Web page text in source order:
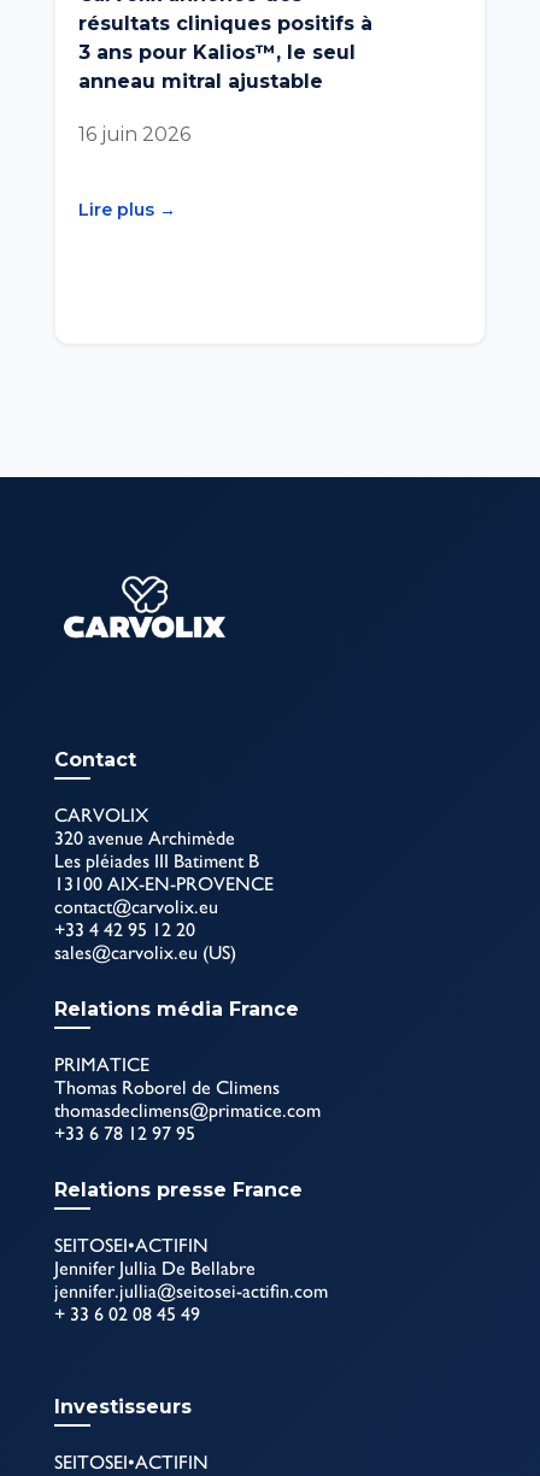
résultats cliniques positifs à
3 ans pour Kalios™, le seul
anneau mitral ajustable
16 juin 2026
Lire plus →
Contact
CARVOLIX
320 avenue Archimède
Les pléiades III Batiment B
13100 AIX-EN-PROVENCE
contact@carvolix.eu
+33 4 42 95 12 20
sales@carvolix.eu (US)
Relations média France
PRIMATICE
Thomas Roborel de Climens
thomasdeclimens@primatice.com
+33 6 78 12 97 95
Relations presse France
SEITOSEI•ACTIFIN
Jennifer Jullia De Bellabre
jennifer.jullia@seitosei-actifin.com
+ 33 6 02 08 45 49
Investisseurs
SEITOSEI•ACTIFIN